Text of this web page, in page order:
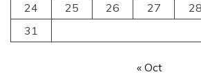
24
25 26 27 28
31
« Oct